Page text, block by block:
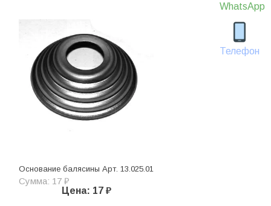
WhatsApp
Телефон
Основание балясины Арт. 13.025.01
Сумма: 17 ₽
Цена: 17 ₽